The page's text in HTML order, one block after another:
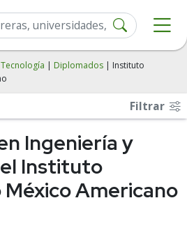
| Diplomados | Instituto
Filtrar
Ingeniería y
Instituto
Americano